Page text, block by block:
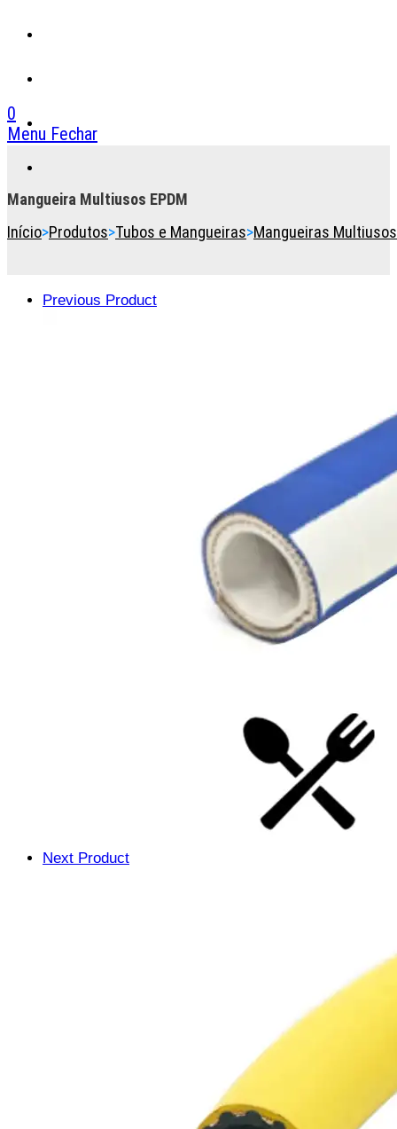
0
Menu Fechar
button
expand
Mangueira Multiusos EPDM
Início>Produtos>Tubos e Mangueiras>Mangueiras Multiusos
Previous Product
Next Product